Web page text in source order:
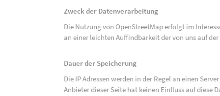
Zweck der Datenverarbeitung
Die Nutzung von OpenStreetMap erfolgt im
an einer leichten Auffindbarkeit der von uns auf
Dauer der Speicherung
Die IP Adressen werden in der Regel an einen
Anbieter dieser Seite hat keinen Einfluss auf diese